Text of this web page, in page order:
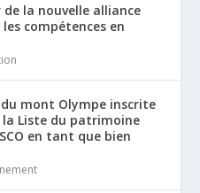
la nouvelle alliance
compétences en
mont Olympe inscrite
la Liste du patrimoine
en tant que bien